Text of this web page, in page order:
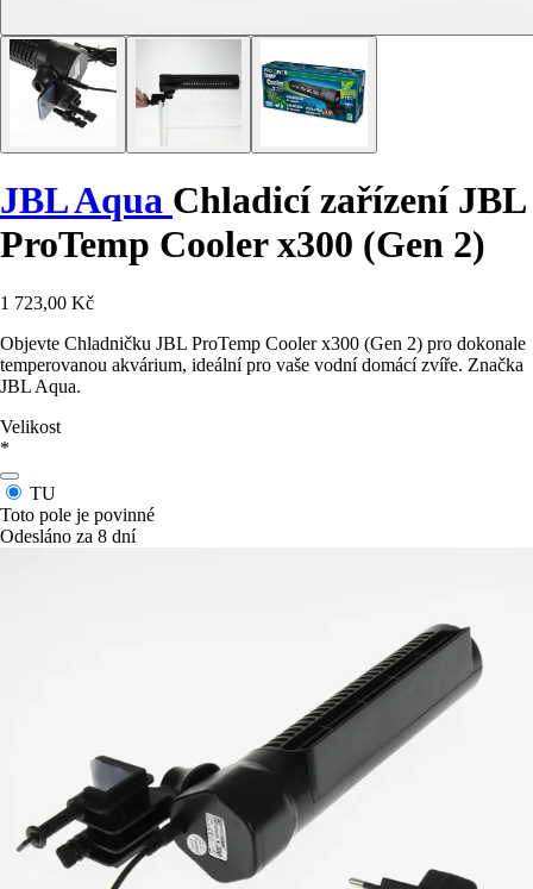
JBL Aqua Chladicí zařízení JBL
ProTemp Cooler x300 (Gen 2)
1 723,00 Kč
Objevte Chladničku JBL ProTemp Cooler x300 (Gen 2) pro dokonale
temperovanou akvárium, ideální pro vaše vodní domácí zvíře. Značka
JBL Aqua.
Velikost
*
TU
Toto pole je povinné
Odesláno za 8 dní